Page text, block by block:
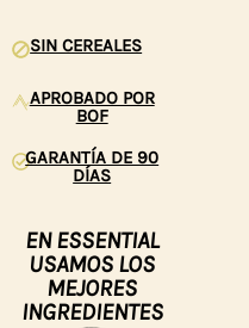
SIN CEREALES
APROBADO POR
BOF
GARANTÍA DE 90
DÍAS
EN ESSENTIAL
USAMOS LOS
MEJORES
INGREDIENTES